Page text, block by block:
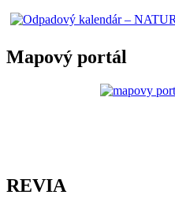
Mapový portál
REVIA